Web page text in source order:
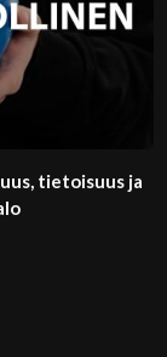
tietoisuus ja